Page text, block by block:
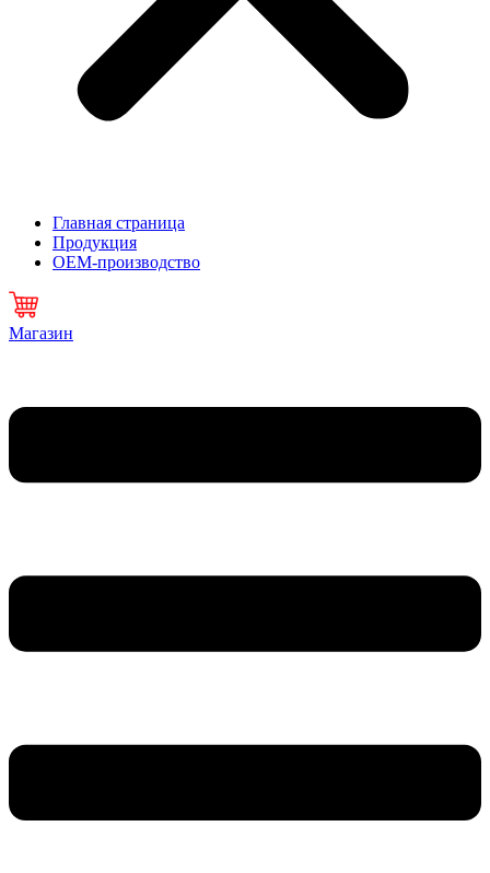
Главная страница
Продукция
OEM-производство
Магазин